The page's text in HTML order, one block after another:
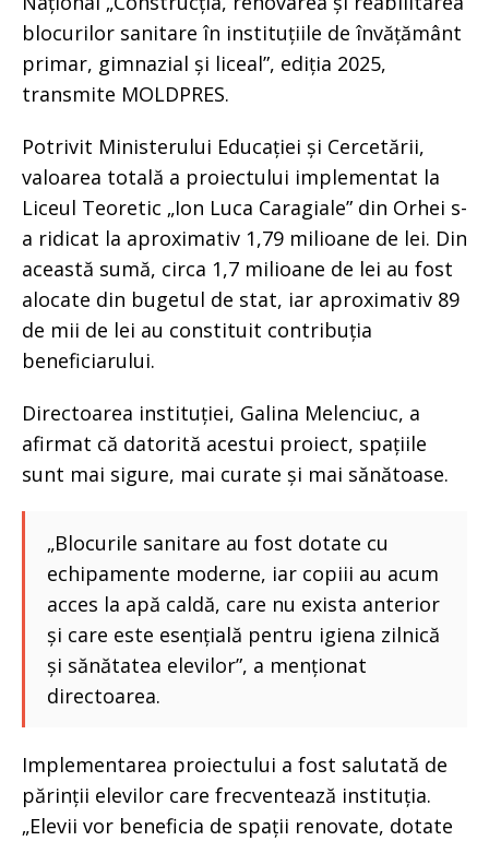
blocurilor sanitare în instituțiile de învățământ
primar, gimnazial și liceal”, ediția 2025,
transmite MOLDPRES.
Potrivit Ministerului Educației și Cercetării,
valoarea totală a proiectului implementat la
Liceul Teoretic „Ion Luca Caragiale” din Orhei s-
a ridicat la aproximativ 1,79 milioane de lei. Din
această sumă, circa 1,7 milioane de lei au fost
alocate din bugetul de stat, iar aproximativ 89
de mii de lei au constituit contribuția
beneficiarului.
Directoarea instituției, Galina Melenciuc, a
afirmat că datorită acestui proiect, spațiile
sunt mai sigure, mai curate și mai sănătoase.
„Blocurile sanitare au fost dotate cu
echipamente moderne, iar copiii au acum
acces la apă caldă, care nu exista anterior
și care este esențială pentru igiena zilnică
și sănătatea elevilor”, a menționat
directoarea.
Implementarea proiectului a fost salutată de
părinții elevilor care frecventează instituția.
„Elevii vor beneficia de spații renovate, dotate